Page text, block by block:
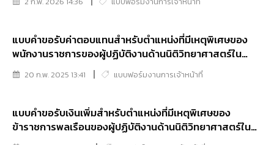
แบบคำขอรับค่าตอบแทนสำหรับตำแหน่งที่มีเหตุพิเศษของ
พนักงานราชการของผู้ปฏิบัติงานด้านนิติวิทยาศาสตร์ใน
สถาบันนิติวิทยาศาสตร์ (ค.ต.ว) (รายเดือน)
20 ก.พ. 2025 13:41 แบบฟอร์มงานการเจ้าหน้าที่
แบบคำขอรับเงินเพิ่มสำหรับตำแหน่งที่มีเหตุพิเศษของ
ข้าราชการพลเรือนของผู้ปฏิบัติงานด้านนิติวิทยาศาสตร์ใน
สถาบันนิติวิทยาศาสตร์ (พ.ต.ว) (รายเดือน)